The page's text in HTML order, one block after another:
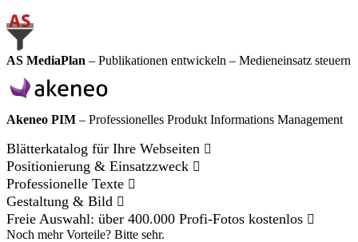
AS MediaPlan – Publikationen entwickeln – Medieneinsatz steuern
Akeneo PIM – Professionelles Produkt Informations Management
Blätterkatalog für Ihre Webseiten
Positionierung & Einsatzzweck
Professionelle Texte
Gestaltung & Bild
Freie Auswahl: über 400.000 Profi-Fotos kostenlos
Noch mehr Vorteile? Bitte sehr.